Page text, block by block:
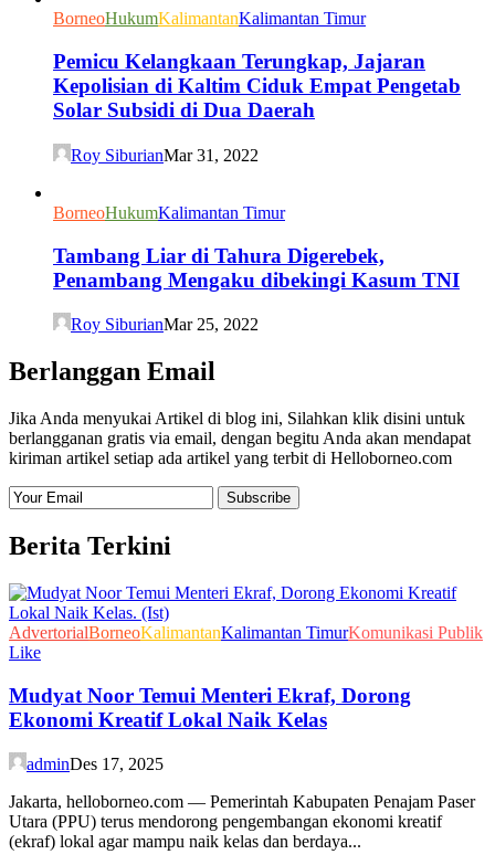
BorneoHukumKalimantanKalimantan Timur
Pemicu Kelangkaan Terungkap, Jajaran
Kepolisian di Kaltim Ciduk Empat Pengetab
Solar Subsidi di Dua Daerah
Roy SiburianMar 31, 2022
BorneoHukumKalimantan Timur
Tambang Liar di Tahura Digerebek,
Penambang Mengaku dibekingi Kasum TNI
Roy SiburianMar 25, 2022
Berlanggan Email
Jika Anda menyukai Artikel di blog ini, Silahkan klik disini untuk
berlangganan gratis via email, dengan begitu Anda akan mendapat
kiriman artikel setiap ada artikel yang terbit di Helloborneo.com
Berita Terkini
AdvertorialBorneoKalimantanKalimantan TimurKomunikasi Publik
Like
Mudyat Noor Temui Menteri Ekraf, Dorong
Ekonomi Kreatif Lokal Naik Kelas
adminDes 17, 2025
Jakarta, helloborneo.com — Pemerintah Kabupaten Penajam Paser
Utara (PPU) terus mendorong pengembangan ekonomi kreatif
(ekraf) lokal agar mampu naik kelas dan berdaya...